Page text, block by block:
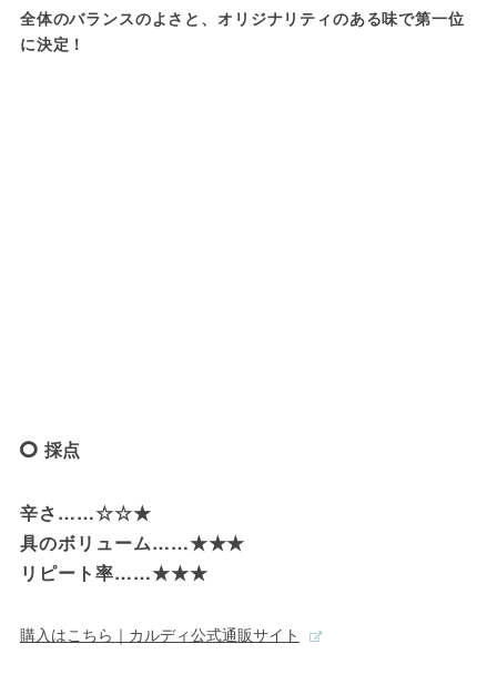
全体のバランスのよさと、オリジナリティのある味で第一位
に決定！
採点
辛さ……☆☆★
具のボリューム……★★★
リピート率……★★★
購入はこちら｜カルディ公式通販サイト